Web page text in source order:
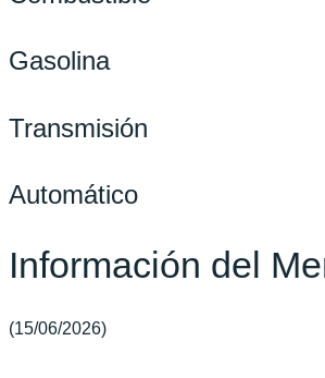
Gasolina
Transmisión
Automático
Información del
(15/06/2026)